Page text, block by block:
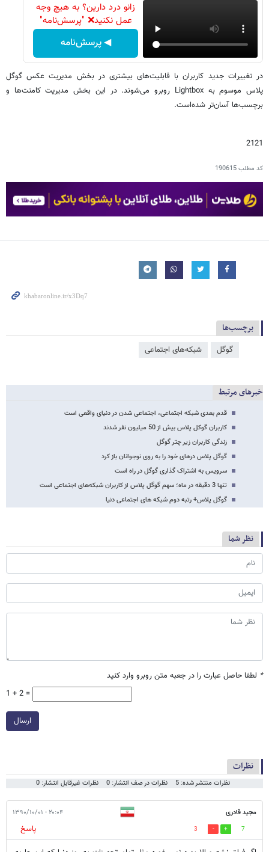
زانو درد دارین؟ به هیچ وجه
عمل نکنید❌ "پرسش‌نامه"
◀ پرسش‌نامه
در تغییرات جدید کاربران با قابلیت‌های بیشتری در بخش مدیریت عکس‌ گوگل
پلاس موسوم به Lightbox روبرو می‌شوند. در این بخش مدیریت کامنت‌ها و
برچسب‌ها آسان‌تر شده‌است.
2121
کد مطلب190615
برچسب‌ها
گوگل شبکه‌‌های اجتماعی
خبرهای مرتبط
قدم بعدی شبکه اجتماعی، اجتماعی شدن در دنیای واقعی است
کاربران گوکل پلاس بیش از 50 میلیون نفر شدند
زندگی کاربران زیر چتر گوگل
گوگل پلاس درهای خود را به روی نوجوانان باز کرد
سرویس به اشتراک گذاری گوگل در راه است
تنها 3 دقیقه در ماه؛ سهم گوگل پلاس از کاربران شبکه‌های اجتماعی است
گوگل پلاس+ رتبه دوم شبکه های اجتماعی دنیا
نظر شما
* لطفا حاصل عبارت را در جعبه متن روبرو وارد کنید
1 + 2 =
ارسال
نظرات
نظرات منتشر شده: 5 نظرات در صف انتشار: 0 نظرات غیرقابل انتشار: 0
مجید قادری ۲۰:۰۴ - ۱۳۹۰/۱۰/۰۱
7
3
پاسخ